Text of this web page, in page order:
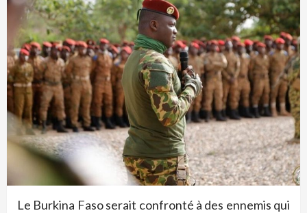
Le Burkina Faso serait confronté à des ennemis qui